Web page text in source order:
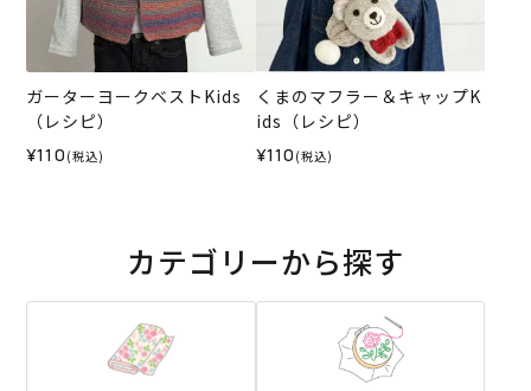
ガーターヨークベストKids
（レシピ）
¥110 (税込)
くまのマフラー＆キャップK
ids（レシピ）
¥110 (税込)
カテゴリーから探す